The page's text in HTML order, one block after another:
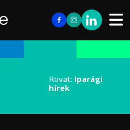
Rovat: Iparági
hírek